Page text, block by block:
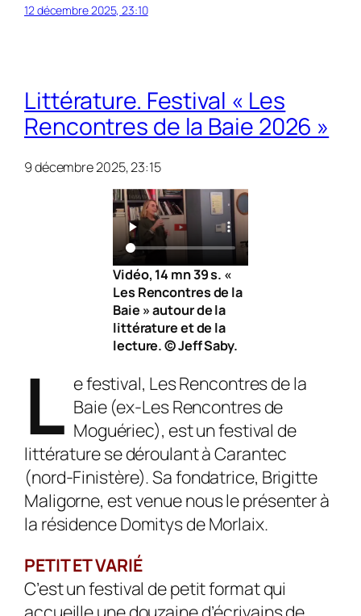
12 décembre 2025, 23:10
Littérature. Festival « Les
Rencontres de la Baie 2026 »
9 décembre 2025, 23:15
Vidéo, 14 mn 39 s. «
Les Rencontres de la
Baie » autour de la
littérature et de la
lecture. © Jeff Saby.
L e festival, Les Rencontres de la
Baie (ex-Les Rencontres de
Moguériec), est un festival de
littérature se déroulant à Carantec
(nord-Finistère). Sa fondatrice, Brigitte
Maligorne, est venue nous le présenter à
la résidence Domitys de Morlaix.
PETIT ET VARIÉ
C’est un festival de petit format qui
accueille une douzaine d’écrivains de